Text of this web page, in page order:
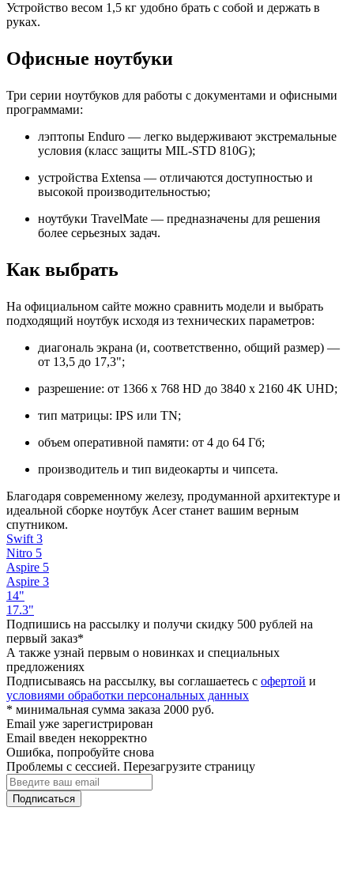
Устройство весом 1,5 кг удобно брать с собой и держать в
руках.
Офисные ноутбуки
Три серии ноутбуков для работы с документами и офисными
программами:
лэптопы Enduro — легко выдерживают экстремальные
условия (класс защиты MIL-STD 810G);
устройства Extensa — отличаются доступностью и
высокой производительностью;
ноутбуки TravelMate — предназначены для решения
более серьезных задач.
Как выбрать
На официальном сайте можно сравнить модели и выбрать
подходящий ноутбук исходя из технических параметров:
диагональ экрана (и, соответственно, общий размер) —
от 13,5 до 17,3";
разрешение: от 1366 x 768 HD до 3840 x 2160 4K UHD;
тип матрицы: IPS или TN;
объем оперативной памяти: от 4 до 64 Гб;
производитель и тип видеокарты и чипсета.
Благодаря современному железу, продуманной архитектуре и
идеальной сборке ноутбук Acer станет вашим верным
спутником.
Swift 3
Nitro 5
Aspire 5
Aspire 3
14"
17.3"
Подпишись на рассылку и получи скидку 500 рублей на
первый заказ*
А также узнай первым о новинках и специальных
предложениях
Подписываясь на рассылку, вы соглашаетесь с офертой и
условиями обработки персональных данных
* минимальная сумма заказа 2000 руб.
Email уже зарегистрирован
Email введен некорректно
Ошибка, попробуйте снова
Проблемы с сессией. Перезагрузите страницу
Подписаться